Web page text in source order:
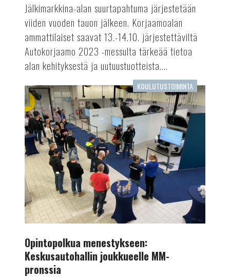
Jälkimarkkina-alan suurtapahtuma järjestetään
viiden vuoden tauon jälkeen. Korjaamoalan
ammattilaiset saavat 13.-14.10. järjestettäviltä
Autokorjaamo 2023 -messulta tärkeää tietoa
alan kehityksestä ja uutuustuotteista....
Opintopolkua
menestykseen:
Keskusautohallin
joukkueelle
MM-
pronssia
KOULUTUSTOIMINTA
Opintopolkua menestykseen:
Keskusautohallin joukkueelle MM-
pronssia